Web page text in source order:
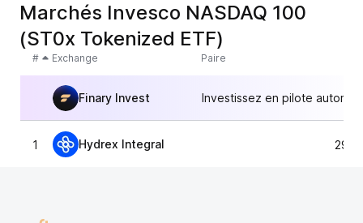
Marchés Invesco NASDAQ 100
(ST0x Tokenized ETF)
# Exchange Paire
Finary Invest Investissez en pilote
1 Hydrex Integral